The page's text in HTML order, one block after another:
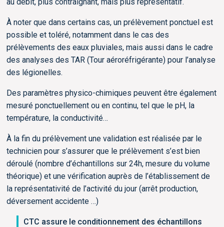
À noter que dans certains cas, un prélèvement ponctuel est
possible et toléré, notamment dans le cas des
prélèvements des eaux pluviales, mais aussi dans le cadre
des analyses des TAR (Tour aéroréfrigérante) pour l’analyse
des légionelles.
Des paramètres physico-chimiques peuvent être également
mesuré ponctuellement ou en continu, tel que le pH, la
température, la conductivité…
À la fin du prélèvement une validation est réalisée par le
technicien pour s’assurer que le prélèvement s’est bien
déroulé (nombre d’échantillons sur 24h, mesure du volume
théorique) et une vérification auprès de l’établissement de
la représentativité de l’activité du jour (arrêt production,
déversement accidente …)
CTC assure le conditionnement des échantillons